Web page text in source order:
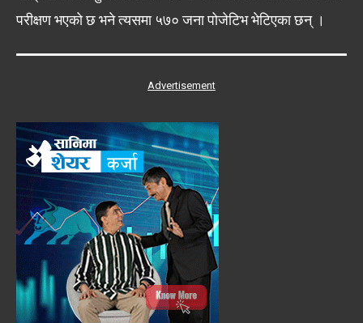
परीक्षण भएको छ भने त्यसमा ५७० जना पोजेटिभ भेटिएका छन् ।
Advertisement